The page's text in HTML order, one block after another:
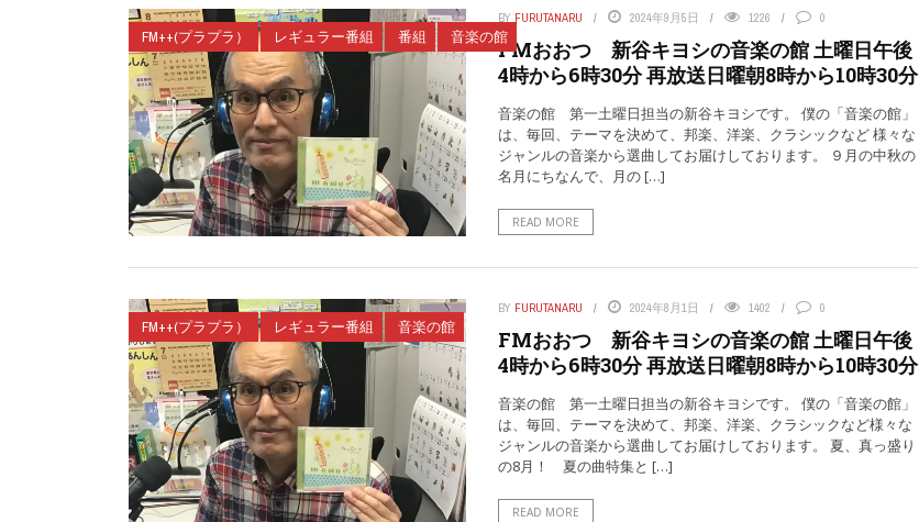
FM++(プラプラ） レギュラー番組 番組 音楽の館
BY FURUTANARU 2024年9月5日 1226 0
FMおおつ 新谷キヨシの音楽の館 土曜日午後
4時から6時30分 再放送日曜朝8時から10時30分
音楽の館 第一土曜日担当の新谷キヨシです。 僕の「音楽の館」
は、毎回、テーマを決めて、邦楽、洋楽、クラシックなど 様々な
ジャンルの音楽から選曲してお届けしております。 ９月の中秋の
名月にちなんで、月の […]
READ MORE
FM++(プラプラ） レギュラー番組 音楽の館
BY FURUTANARU 2024年8月1日 1402 0
FMおおつ 新谷キヨシの音楽の館 土曜日午後
4時から6時30分 再放送日曜朝8時から10時30分
音楽の館 第一土曜日担当の新谷キヨシです。 僕の「音楽の館」
は、毎回、テーマを決めて、邦楽、洋楽、クラシックなど様々な
ジャンルの音楽から選曲してお届けしております。 夏、真っ盛り
の8月！ 夏の曲特集と […]
READ MORE